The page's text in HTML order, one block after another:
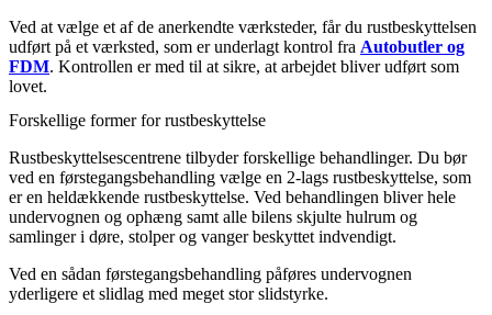
Ved at vælge et af de anerkendte værksteder, får du rustbeskyttelsen
udført på et værksted, som er underlagt kontrol fra Autobutler og
FDM. Kontrollen er med til at sikre, at arbejdet bliver udført som
lovet.
Forskellige former for rustbeskyttelse
Rustbeskyttelsescentrene tilbyder forskellige behandlinger. Du bør
ved en førstegangsbehandling vælge en 2-lags rustbeskyttelse, som
er en heldækkende rustbeskyttelse. Ved behandlingen bliver hele
undervognen og ophæng samt alle bilens skjulte hulrum og
samlinger i døre, stolper og vanger beskyttet indvendigt.
Ved en sådan førstegangsbehandling påføres undervognen
yderligere et slidlag med meget stor slidstyrke.